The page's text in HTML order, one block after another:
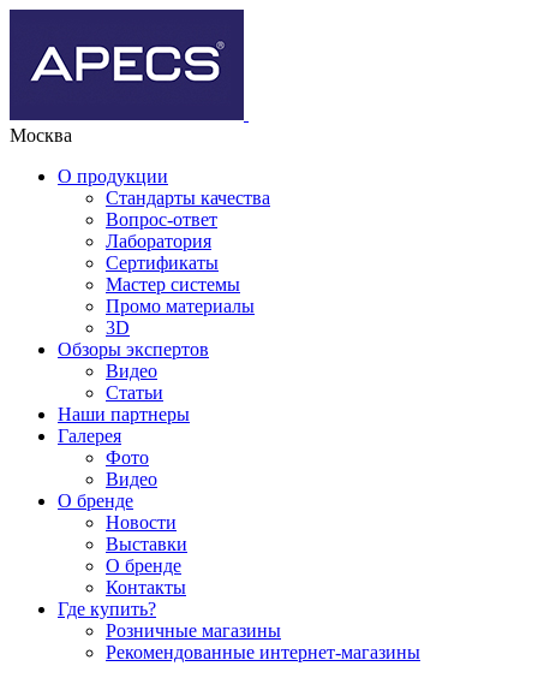
Москва
О продукции
Стандарты качества
Вопрос-ответ
Лаборатория
Сертификаты
Мастер системы
Промо материалы
3D
Обзоры экспертов
Видео
Статьи
Наши партнеры
Галерея
Фото
Видео
О бренде
Новости
Выставки
О бренде
Контакты
Где купить?
Розничные магазины
Рекомендованные интернет-магазины